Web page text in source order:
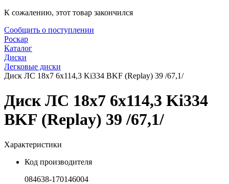
К сожалению, этот товар закончился
Сообщить о поступлении
Роскар
Каталог
Диски
Легковые диски
Диск ЛС 18x7 6x114,3 Ki334 BKF (Replay) 39 /67,1/
Диск ЛС 18x7 6x114,3 Ki334
BKF (Replay) 39 /67,1/
Характеристики
Код производителя
084638-170146004